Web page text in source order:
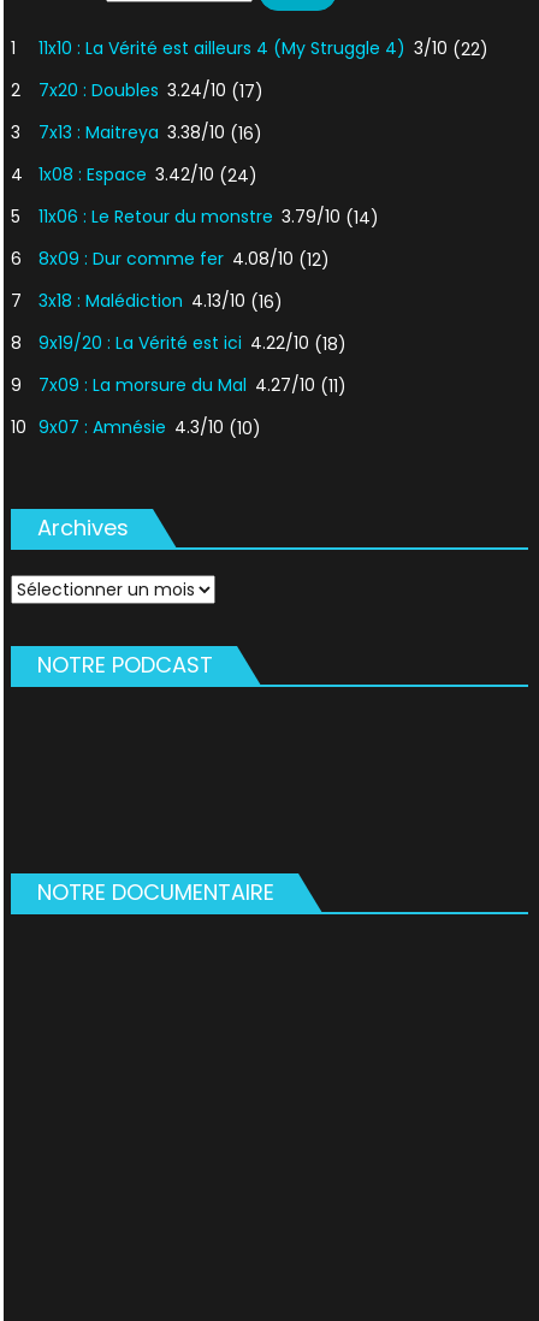
1 11x10 : La Vérité est ailleurs 4 (My Struggle 4) 3/10 (22)
2
7x20 : Doubles 3.24/10 (17)
3
7x13 : Maitreya 3.38/10 (16)
4
1x08 : Espace 3.42/10 (24)
5
11x06 : Le Retour du monstre 3.79/10 (14)
6
8x09 : Dur comme fer 4.08/10 (12)
7
3x18 : Malédiction 4.13/10 (16)
8
9x19/20 : La Vérité est ici 4.22/10 (18)
9
7x09 : La morsure du Mal 4.27/10 (11)
10 9x07 : Amnésie 4.3/10 (10)
Archives
Archives
NOTRE PODCAST
NOTRE DOCUMENTAIRE